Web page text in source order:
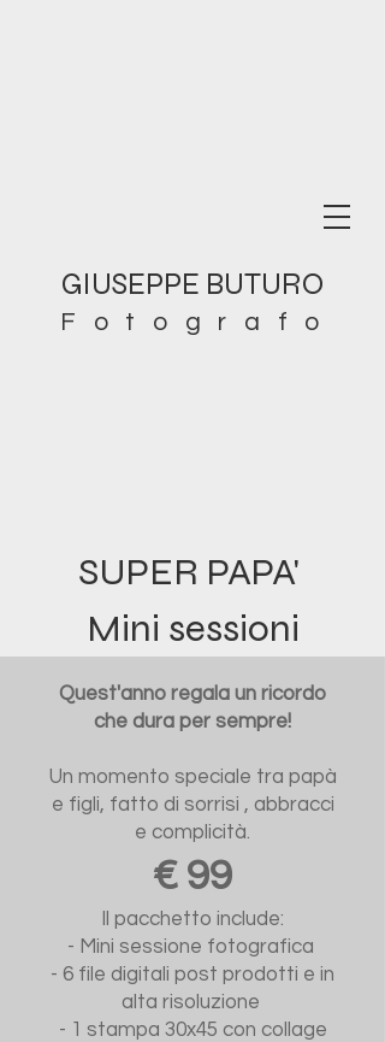
GIUSEPPE BUTURO
Fotografo
SUPER PAPA'
Mini sessioni
Quest'anno regala un ricordo
che dura per sempre!
Un momento speciale tra papà
e figli, fatto di sorrisi , abbracci
e complicità.
€ 99
Il pacchetto include:
- Mini sessione fotografica
- 6 file digitali post prodotti e in
alta risoluzione
- 1 stampa 30x45 con collage